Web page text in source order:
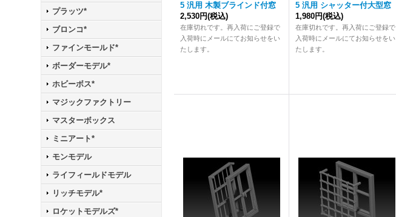
プラッツ*
ブロンコ*
ファインモールド*
ボーダーモデル*
ホビーボス*
マジックファクトリー
マスターボックス
ミニアート*
モンモデル
ライフィールドモデル
リッチモデル*
ロケットモデルズ*
5 汎用 木製ブラインド付窓
2,530円(税込)
在庫切れです。再入荷にご登録で
入荷時にメールにてお知らせをい
たします。
5 汎用 シャッター付大型窓
1,980円(税込)
在庫切れです。再入荷にご登録で
入荷時にメールにてお知らせをい
たします。